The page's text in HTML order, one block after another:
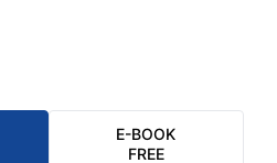
E-BOOK
FREE